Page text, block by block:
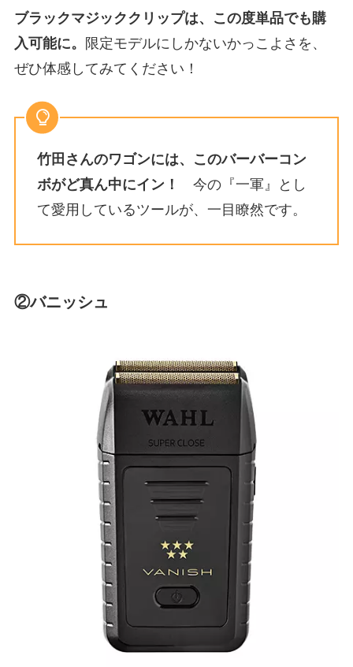
ブラックマジッククリップは、この度単品でも購
入可能に。
限定モデルにしかないかっこよさを、
ぜひ体感してみてください！
竹田さんのワゴンには、このバーバーコン
ボがど真ん中にイン！
今の『一軍』とし
て愛用しているツールが、一目瞭然です。
②バニッシュ